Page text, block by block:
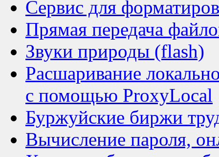
Сервис для
Прямая передача
Звуки природы (flash)
Расшаривание
с помощью ProxyLocal
Буржуйские биржи
Вычисление пароля,